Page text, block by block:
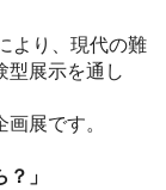
より、現代の難
型展示を通し
展です。
」